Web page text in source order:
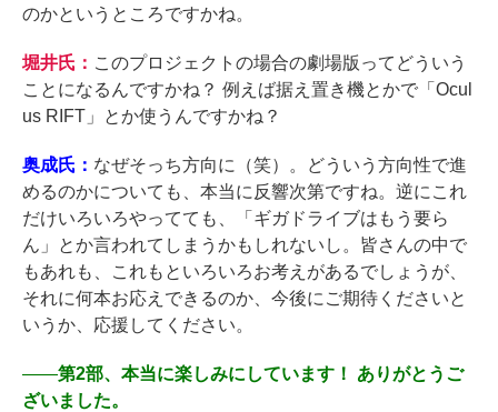
のかというところですかね。
堀井氏： このプロジェクトの場合の劇場版ってどういう
ことになるんですかね？ 例えば据え置き機とかで「Ocul
us RIFT」とか使うんですかね？
奥成氏： なぜそっち方向に（笑）。どういう方向性で進
めるのかについても、本当に反響次第ですね。逆にこれ
だけいろいろやってても、「ギガドライブはもう要ら
ん」とか言われてしまうかもしれないし。皆さんの中で
もあれも、これもといろいろお考えがあるでしょうが、
それに何本お応えできるのか、今後にご期待くださいと
いうか、応援してください。
――第2部、本当に楽しみにしています！ ありがとうご
ざいました。